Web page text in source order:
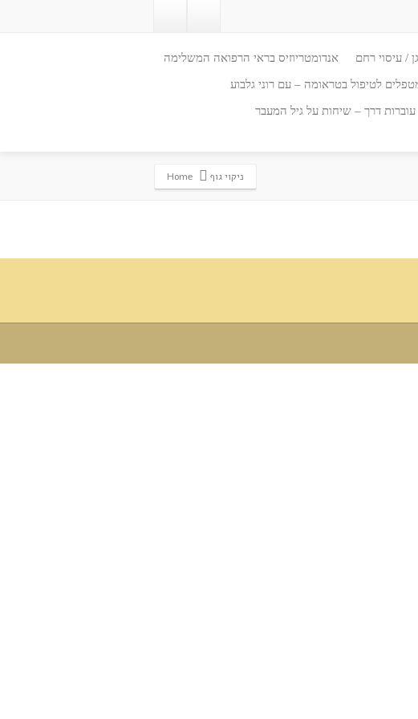
/ עיסוי רחם אנדומטריוזיס בראי הרפואה המשלימה
לטיפול בטראומה – עם רוני גלבוע
עוברות דרך – שיחות על גיל המעבר
ניקוי גוף Home